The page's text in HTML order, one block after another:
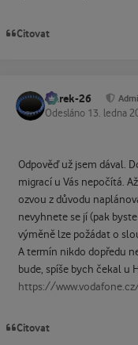
Citovat
Marek-26
Odesláno 13. ledna
Odpověď už jsem dával.
migrací u Vás nepočítá.
ozvou z důvodu
nevyhnete se jí (pak
výměně lze požádat o
A termín nikdo dopředu
bude, spíše bych čekal u
https://
Citovat